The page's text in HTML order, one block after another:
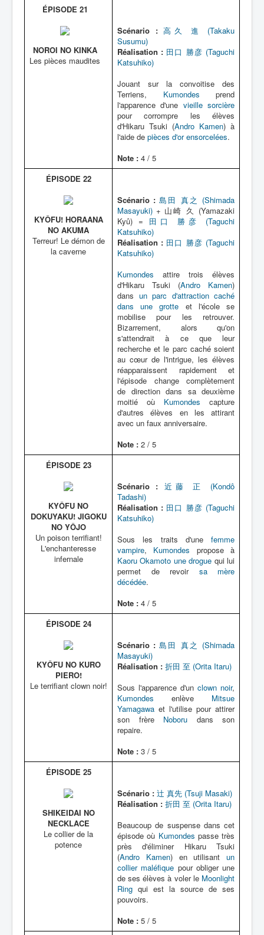
ÉPISODE 21
NOROI NO KINKA
Les pièces maudites
Scénario : 高久 進 (Takaku
Susumu)
Réalisation : 田口 勝彦 (Taguchi
Katsuhiko)
Jouant sur la convoitise des
Terriens, Kumondes prend
l'apparence d'une vieille sorcière
pour corrompre les élèves
d'Hikaru Tsuki (Andro Kamen) à
l'aide de pièces d'or ensorcelées.
Note : 4 / 5
ÉPISODE 22
KYÔFU! HORAANA
NO AKUMA
Terreur! Le démon de
la caverne
Scénario : 島田 真之 (Shimada
Masayuki) + 山崎 久 (Yamazaki
Kyû) = 田口 勝彦 (Taguchi
Katsuhiko)
Réalisation : 田口 勝彦 (Taguchi
Katsuhiko)
Kumondes attire trois élèves
d'Hikaru Tsuki (Andro Kamen)
dans un parc d'attraction caché
dans une grotte et l'école se
mobilise pour les retrouver.
Bizarrement, alors qu'on
s'attendrait à ce que leur
recherche et le parc caché soient
au cœur de l'intrigue, les élèves
réapparaissent rapidement et
l'épisode change complètement
de direction dans sa deuxième
moitié où Kumondes capture
d'autres élèves en les attirant
avec un faux anniversaire.
Note : 2 / 5
ÉPISODE 23
KYÔFU NO
DOKUYAKU! JIGOKU
NO YÔJO
Un poison terrifiant!
L'enchanteresse
infernale
Scénario : 近藤 正 (Kondô
Tadashi)
Réalisation : 田口 勝彦 (Taguchi
Katsuhiko)
Sous les traits d'une femme
vampire, Kumondes propose à
Kaoru Okamoto une drogue qui lui
permet de revoir sa mère
décédée.
Note : 4 / 5
ÉPISODE 24
KYÔFU NO KURO
PIERO!
Le terrifiant clown noir!
Scénario : 島田 真之 (Shimada
Masayuki)
Réalisation : 折田 至 (Orita Itaru)
Sous l'apparence d'un clown noir,
Kumondes enlève Mitsue
Yamagawa et l'utilise pour attirer
son frère Noboru dans son
repaire.
Note : 3 / 5
ÉPISODE 25
SHIKEIDAI NO
NECKLACE
Le collier de la
potence
Scénario : 辻 真先 (Tsuji Masaki)
Réalisation : 折田 至 (Orita Itaru)
Beaucoup de suspense dans cet
épisode où Kumondes passe très
près d'éliminer Hikaru Tsuki
(Andro Kamen) en utilisant un
collier maléfique pour obliger une
de ses élèves à voler le Moonlight
Ring qui est la source de ses
pouvoirs.
Note : 5 / 5